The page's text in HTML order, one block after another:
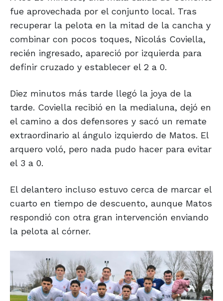
fue aprovechada por el conjunto local. Tras
recuperar la pelota en la mitad de la cancha y
combinar con pocos toques, Nicolás Coviella,
recién ingresado, apareció por izquierda para
definir cruzado y establecer el 2 a 0.
Diez minutos más tarde llegó la joya de la
tarde. Coviella recibió en la medialuna, dejó en
el camino a dos defensores y sacó un remate
extraordinario al ángulo izquierdo de Matos. El
arquero voló, pero nada pudo hacer para evitar
el 3 a 0.
El delantero incluso estuvo cerca de marcar el
cuarto en tiempo de descuento, aunque Matos
respondió con otra gran intervención enviando
la pelota al córner.